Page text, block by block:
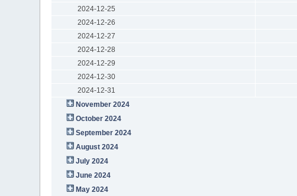
2024-12-25
2024-12-26
2024-12-27
2024-12-28
2024-12-29
2024-12-30
2024-12-31
November 2024
October 2024
September 2024
August 2024
July 2024
June 2024
May 2024